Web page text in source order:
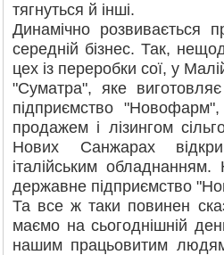
тягнуться й інші.
Динамічно розвивається
середній бізнес. Так,
цех із переробки сої, у
"Суматра", яке
підприємство
продажем і лізингом
Нових Санжарах
італійським
державне підприємство
Та все ж таки повинен
маємо на сьогоднішній
нашим працьовитим